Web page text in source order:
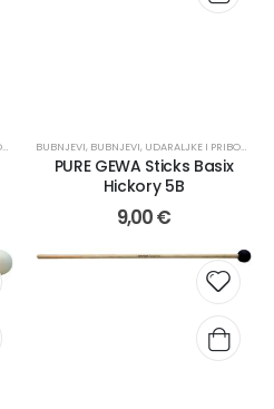
PALICEBUBNJEVI, BUBNJEVI, UDARALJKE I PRIBOR
PURE GEWA Sticks Basix
Hickory 5B
9,00€